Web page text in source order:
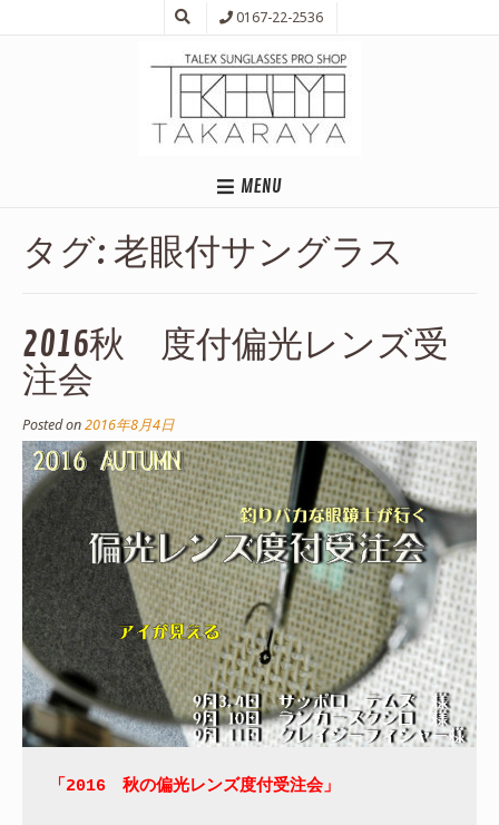
0167-22-2536
MENU
タグ: 老眼付サングラス
2016秋 度付偏光レンズ受
注会
Posted on2016年8月4日
「2016　秋の偏光レンズ度付受注会」